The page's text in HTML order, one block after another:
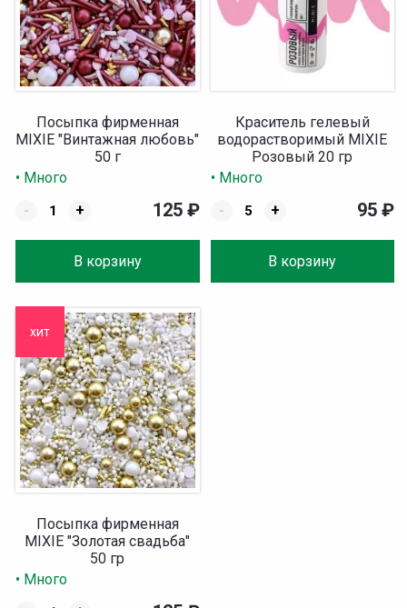
Посыпка фирменная
MIXIE "Винтажная любовь"
50 г
• Много
-
+
В корзину
125 ₽
Краситель гелевый
водорастворимый MIXIE
Розовый 20 гр
• Много
-
+
В корзину
95 ₽
хит
Посыпка фирменная
MIXIE "Золотая свадьба"
50 гр
• Много